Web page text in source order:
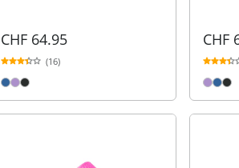
CHF 64.95
(16)
CHF